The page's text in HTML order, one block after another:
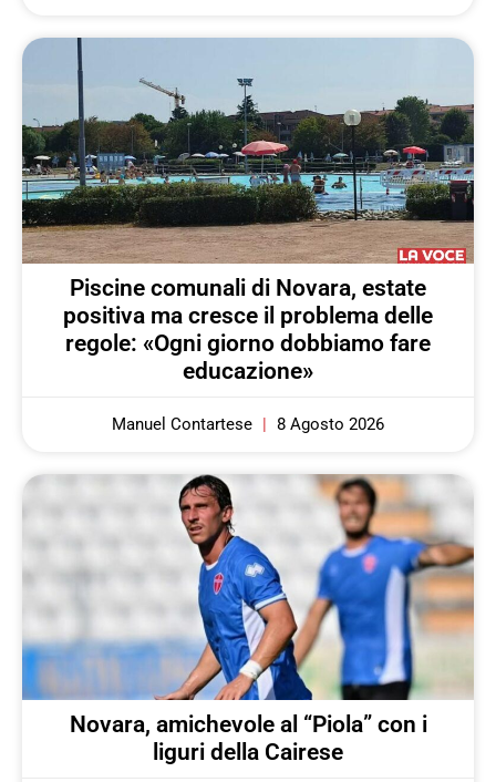
Piscine comunali di Novara, estate
positiva ma cresce il problema delle
regole: «Ogni giorno dobbiamo fare
educazione»
Manuel Contartese 8 Agosto 2026
Novara, amichevole al “Piola” con i
liguri della Cairese